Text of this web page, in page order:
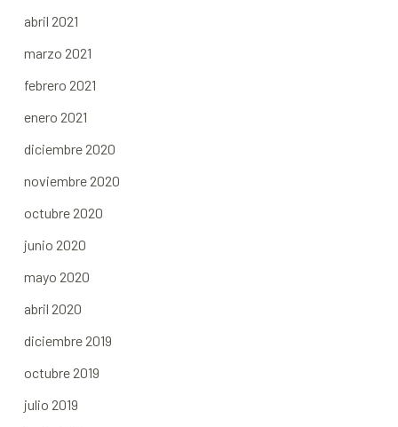
abril 2021
marzo 2021
febrero 2021
enero 2021
diciembre 2020
noviembre 2020
octubre 2020
junio 2020
mayo 2020
abril 2020
diciembre 2019
octubre 2019
julio 2019